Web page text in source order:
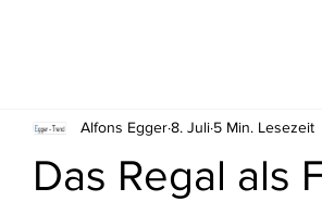
Das Regal als
Alfons Egger8. Juli 5 Min. Lesezeit